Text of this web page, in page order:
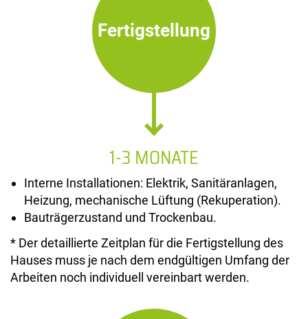
Fertigstellung
1-3 MONATE
Interne Installationen: Elektrik, Sanitäranlagen,
Heizung, mechanische Lüftung (Rekuperation).
Bauträgerzustand und Trockenbau.
* Der detaillierte Zeitplan für die Fertigstellung des
Hauses muss je nach dem endgültigen Umfang der
Arbeiten noch individuell vereinbart werden.